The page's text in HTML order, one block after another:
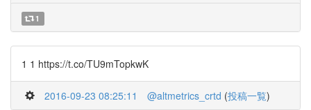
1
1 1 https://t.co/TU9mTopkwK
2016-09-23 08:25:11 @altmetrics_crtd (投稿一覧)